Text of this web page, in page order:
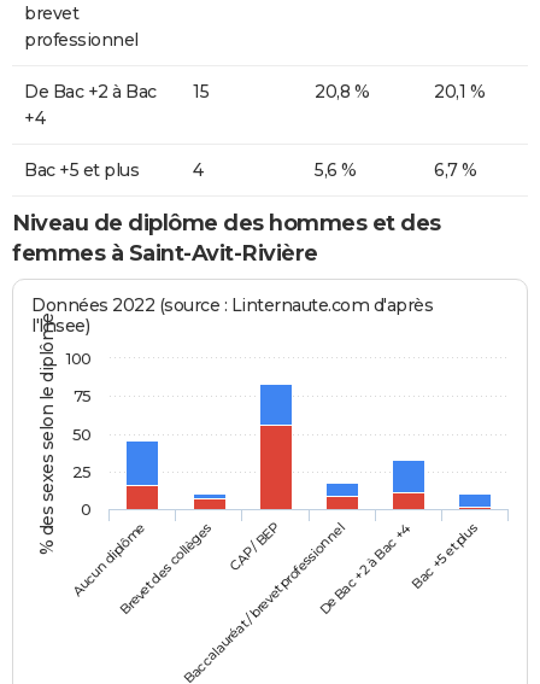
brevet
professionnel
De Bac +2 à Bac
+4
15 20,8 % 20,1 %
Bac +5 et plus 4 5,6 % 6,7 %
Niveau de diplôme des hommes et des
femmes à Saint-Avit-Rivière
% des sexes selon le diplôme
Données 2022 (source : Linternaute.com d'après
l'Insee)
Aucun diplômeBrevet des collèges CAP / BEP
Baccalauréat / brevet professionnelDe Bac +2 à Bac +4Bac +5 et plus
0
25
50
75
100